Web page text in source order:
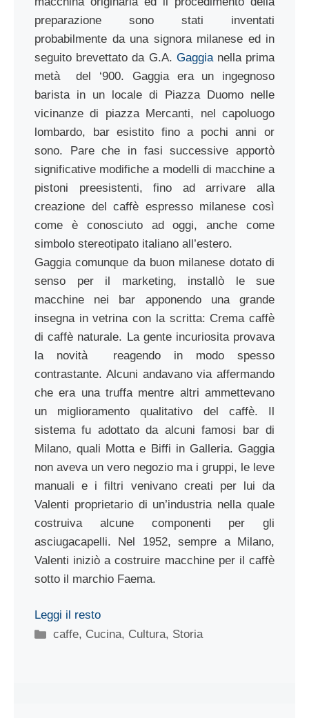
preparazione sono stati inventati
probabilmente da una signora milanese ed in
seguito brevettato da G.A. Gaggianella prima
metà del ‘900. Gaggia era un ingegnoso
barista in un locale di Piazza Duomo nelle
vicinanze di piazza Mercanti, nel capoluogo
lombardo, bar esistito fino a pochi anni or
sono. Pare che in fasi successive apportò
significative modifiche a modelli di macchine a
pistoni preesistenti, fino ad arrivare alla
creazione del caffè espresso milanese così
come è conosciuto ad oggi, anche come
simbolo stereotipato italiano all’estero.
Gaggia comunque da buon milanese dotato di
senso per il marketing, installò le sue
macchine nei bar apponendo una grande
insegna in vetrina con la scritta: Crema caffè
di caffè naturale. La gente incuriosita provava
la novità reagendo in modo spesso
contrastante. Alcuni andavano via affermando
che era una truffa mentre altri ammettevano
un miglioramento qualitativo del caffè. Il
sistema fu adottato da alcuni famosi bar di
Milano, quali Motta e Biffi in Galleria. Gaggia
non aveva un vero negozio ma i gruppi, le leve
manuali e i filtri venivano creati per lui da
Valenti proprietario di un’industria nella quale
costruiva alcune componenti per gli
asciugacapelli. Nel 1952, sempre a Milano,
Valenti iniziò a costruire macchine per il caffè
sotto il marchio Faema.
Leggi il resto
Categorie
caffe, Cucina, Cultura, Storia